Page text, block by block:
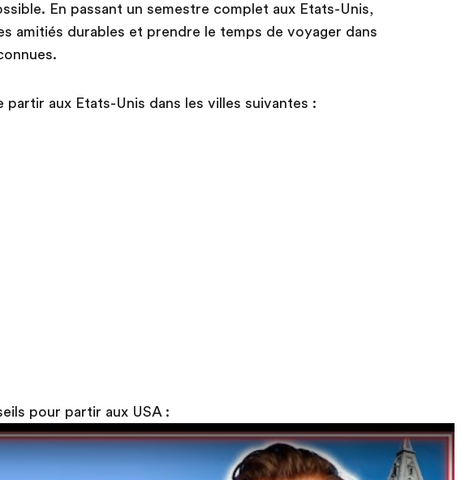
En passant un semestre complet aux Etats-Unis,
amitiés durables et prendre le temps de voyager dans
partir aux Etats-Unis dans les villes suivantes :
pour partir aux USA :